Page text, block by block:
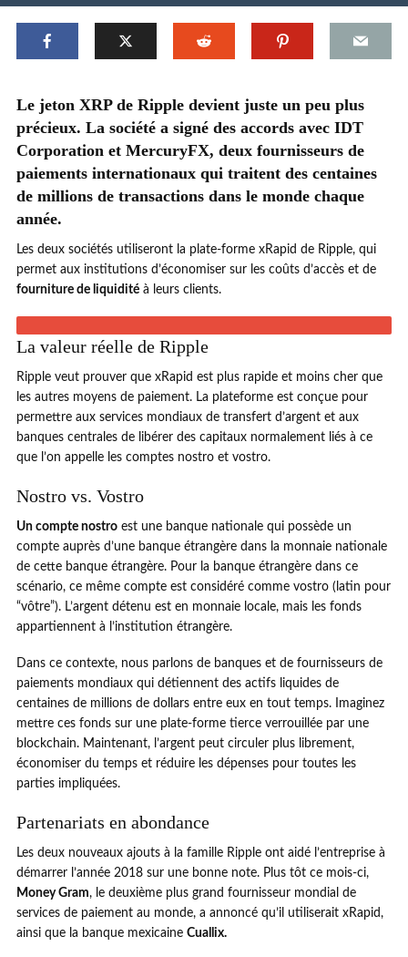
Le jeton XRP de Ripple devient juste un peu plus
précieux. La société a signé des accords avec IDT
Corporation et MercuryFX, deux fournisseurs de
paiements internationaux qui traitent des centaines
de millions de transactions dans le monde chaque
année.
Les deux sociétés utiliseront la plate-forme xRapid de Ripple, qui
permet aux institutions d’économiser sur les coûts d’accès et de
fourniture de liquidité à leurs clients.
La valeur réelle de Ripple
Ripple veut prouver que xRapid est plus rapide et moins cher que
les autres moyens de paiement. La plateforme est conçue pour
permettre aux services mondiaux de transfert d’argent et aux
banques centrales de libérer des capitaux normalement liés à ce
que l’on appelle les comptes nostro et vostro.
Nostro vs. Vostro
Un compte nostro est une banque nationale qui possède un
compte auprès d’une banque étrangère dans la monnaie nationale
de cette banque étrangère. Pour la banque étrangère dans ce
scénario, ce même compte est considéré comme vostro (latin pour
“vôtre”). L’argent détenu est en monnaie locale, mais les fonds
appartiennent à l’institution étrangère.
Dans ce contexte, nous parlons de banques et de fournisseurs de
paiements mondiaux qui détiennent des actifs liquides de
centaines de millions de dollars entre eux en tout temps. Imaginez
mettre ces fonds sur une plate-forme tierce verrouillée par une
blockchain. Maintenant, l’argent peut circuler plus librement,
économiser du temps et réduire les dépenses pour toutes les
parties impliquées.
Partenariats en abondance
Les deux nouveaux ajouts à la famille Ripple ont aidé l’entreprise à
démarrer l’année 2018 sur une bonne note. Plus tôt ce mois-ci,
Money Gram, le deuxième plus grand fournisseur mondial de
services de paiement au monde, a annoncé qu’il utiliserait xRapid,
ainsi que la banque mexicaine Cuallix.